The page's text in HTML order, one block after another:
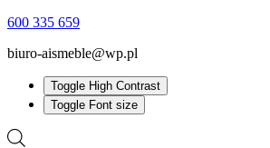
600 335 659
biuro-aismeble@wp.pl
Toggle High Contrast
Toggle Font size